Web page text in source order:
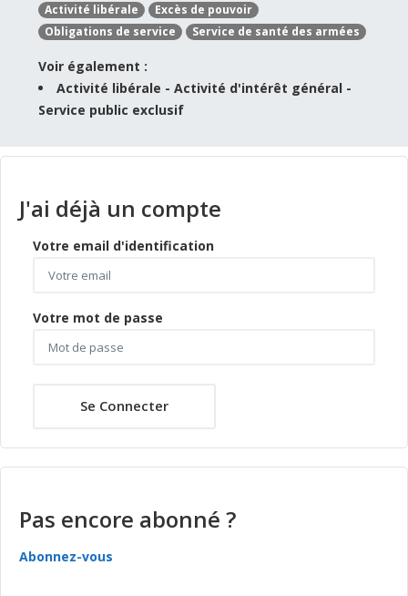
Activité libérale
Excès de pouvoir
Obligations de service
Service de santé des armées
Voir également :
Activité libérale - Activité d'intérêt général -
Service public exclusif
J'ai déjà un compte
Votre email d'identification
Votre mot de passe
Se Connecter
Pas encore abonné ?
Abonnez-vous